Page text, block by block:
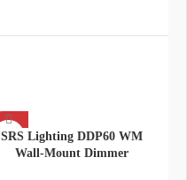
SRS Lighting DDP60 WM
Wall-Mount Dimmer